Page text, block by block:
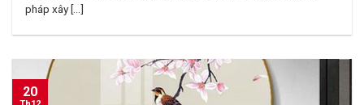
pháp xây [...]
20